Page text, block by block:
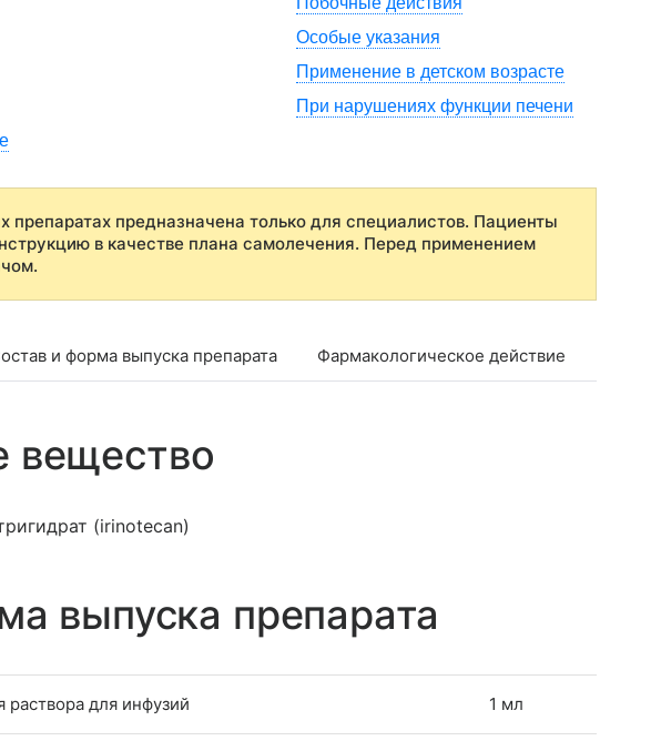
Особые указания
Применение в детском возрасте
При нарушениях функции печени
предназначена только для специалистов. Пациенты
в качестве плана самолечения. Перед применением
и форма выпуска препарата Фармакологическое действие
вещество
(irinotecan)
выпуска препарата
раствора для инфузий 1 мл